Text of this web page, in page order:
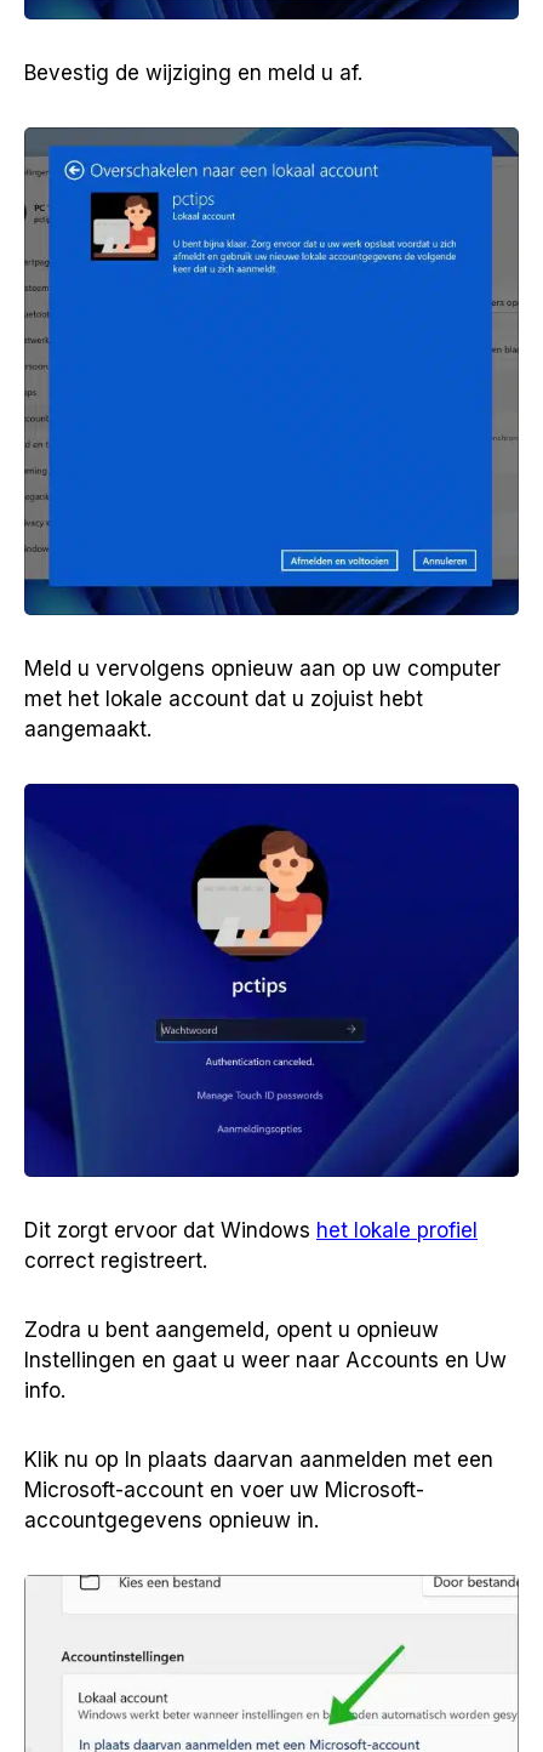
Bevestig de wijziging en meld u af.
Meld u vervolgens opnieuw aan op uw computer
met het lokale account dat u zojuist hebt
aangemaakt.
Dit zorgt ervoor dat Windows het lokale profiel
correct registreert.
Zodra u bent aangemeld, opent u opnieuw
Instellingen en gaat u weer naar Accounts en Uw
info.
Klik nu op In plaats daarvan aanmelden met een
Microsoft-account en voer uw Microsoft-
accountgegevens opnieuw in.